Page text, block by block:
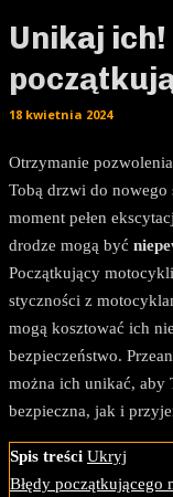
Unikaj ich!
18 kwietnia 2024
Otrzymanie
Tobą drzwi do nowego
moment pełen
drodze mogą być
Początkujący
styczności z
mogą kosztować ich
bezpieczeństwo.
można ich unikać, aby
bezpieczna, jak i
Spis treści Ukryj
Błędy początkującego